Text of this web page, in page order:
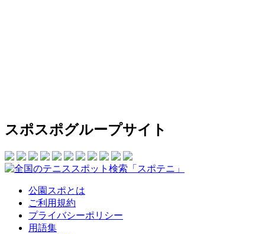
スポスポグループサイト
公園スポとは
ご利用規約
プライバシーポリシー
用語集